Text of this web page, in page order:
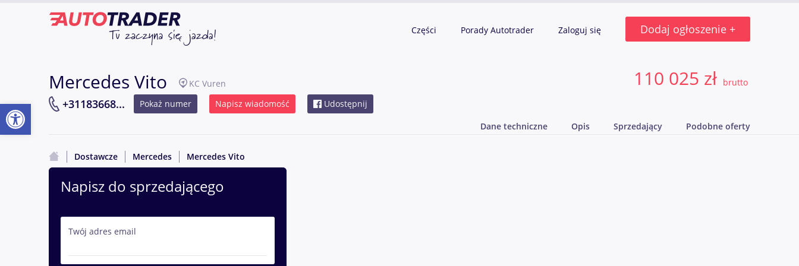
Części Porady Autotrader Zaloguj się Dodaj ogłoszenie +
Mercedes Vito KC Vuren
+31183668... Pokaż numer Napisz wiadomość Udostępnij
110 025 zł brutto
Dane techniczne Opis Sprzedający Podobne oferty
Dostawcze Mercedes Mercedes Vito
Napisz do sprzedającego
Twój adres email
Otwórz pasek narzędzi